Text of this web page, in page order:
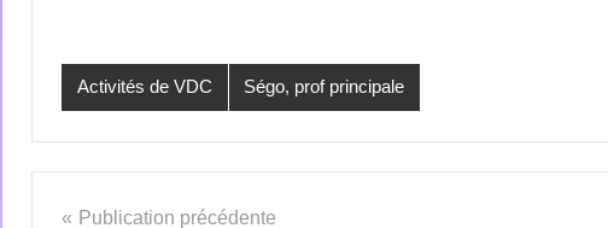
Étiqueté
avec
cartable,
vie
Activités de VDC Ségo, prof principale
Publication précédente